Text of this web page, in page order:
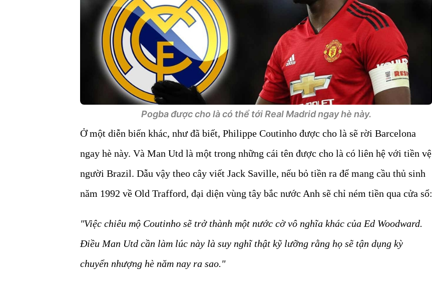
Pogba được cho là có thể tới Real Madrid ngay hè này.
Ở một diễn biến khác, như đã biết, Philippe Coutinho được cho là sẽ rời Barcelona
ngay hè này. Và Man Utd là một trong những cái tên được cho là có liên hệ với tiền vệ
người Brazil. Dẫu vậy theo cây viết Jack Saville, nếu bỏ tiền ra để mang cầu thủ sinh
năm 1992 về Old Trafford, đại diện vùng tây bắc nước Anh sẽ chỉ ném tiền qua cửa sổ:
"Việc chiêu mộ Coutinho sẽ trở thành một nước cờ vô nghĩa khác của Ed Woodward.
Điều Man Utd cần làm lúc này là suy nghĩ thật kỹ lưỡng rằng họ sẽ tận dụng kỳ
chuyển nhượng hè năm nay ra sao."